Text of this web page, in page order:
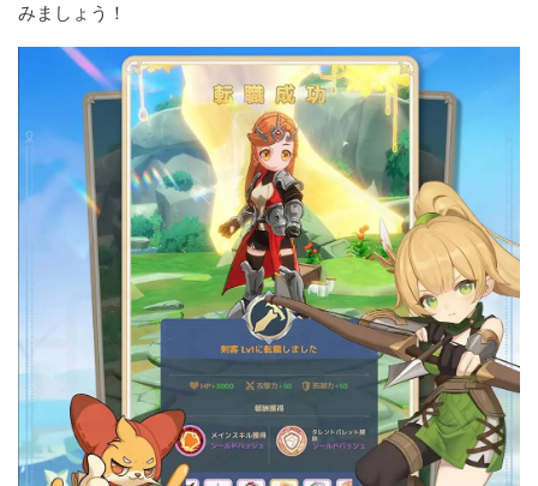
みましょう！